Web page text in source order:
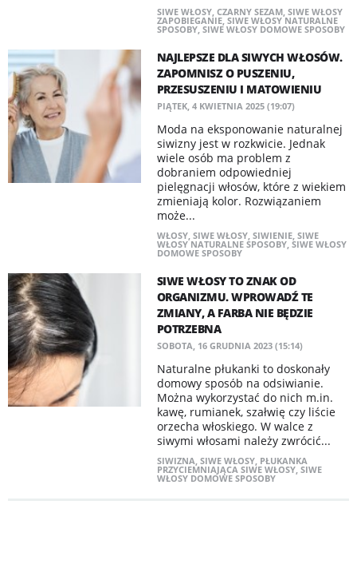
SIWE WŁOSY, CZARNY SEZAM, SIWE WŁOSY
ZAPOBIEGANIE, SIWE WŁOSY NATURALNE
SPOSOBY, SIWE WŁOSY DOMOWE SPOSOBY
NAJLEPSZE DLA SIWYCH WŁOSÓW.
ZAPOMNISZ O PUSZENIU,
PRZESUSZENIU I MATOWIENIU
PIĄTEK, 4 KWIETNIA 2025 (19:07)
Moda na eksponowanie naturalnej
siwizny jest w rozkwicie. Jednak
wiele osób ma problem z
dobraniem odpowiedniej
pielęgnacji włosów, które z wiekiem
zmieniają kolor. Rozwiązaniem
może...
WŁOSY, SIWE WŁOSY, SIWIENIE, SIWE
WŁOSY NATURALNE SPOSOBY, SIWE WŁOSY
DOMOWE SPOSOBY
SIWE WŁOSY TO ZNAK OD
ORGANIZMU. WPROWADŹ TE
ZMIANY, A FARBA NIE BĘDZIE
POTRZEBNA
SOBOTA, 16 GRUDNIA 2023 (15:14)
Naturalne płukanki to doskonały
domowy sposób na odsiwianie.
Można wykorzystać do nich m.in.
kawę, rumianek, szałwię czy liście
orzecha włoskiego. W walce z
siwymi włosami należy zwrócić...
SIWIZNA, SIWE WŁOSY, PŁUKANKA
PRZYCIEMNIAJĄCA SIWE WŁOSY, SIWE
WŁOSY DOMOWE SPOSOBY